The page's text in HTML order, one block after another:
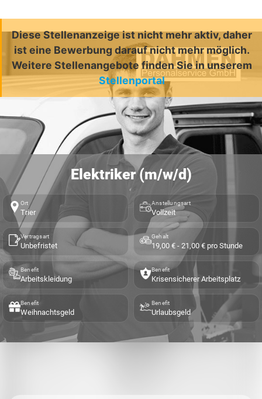
Diese Stellenanzeige ist nicht mehr aktiv, daher
ist eine Bewerbung darauf nicht mehr möglich.
Weitere Stellenangebote finden Sie in unserem
Stellenportal
Elektriker (m/w/d)
Ort
Trier
Anstellungsart
Vollzeit
Vertragsart
Unbefristet
Gehalt
19,00 € - 21,00 € pro Stunde
Benefit
Arbeitskleidung
Benefit
Krisensicherer Arbeitsplatz
Benefit
Weihnachtsgeld
Benefit
Urlaubsgeld